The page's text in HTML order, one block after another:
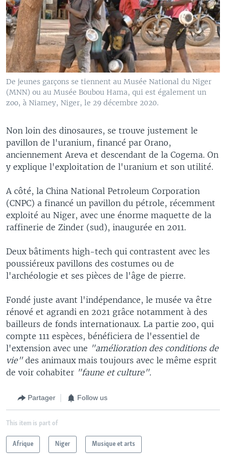
De jeunes garçons se tiennent au Musée National du Niger
(MNN) ou au Musée Boubou Hama, qui est également un
zoo, à Niamey, Niger, le 29 décembre 2020.
Non loin des dinosaures, se trouve justement le
pavillon de l'uranium, financé par Orano,
anciennement Areva et descendant de la Cogema. On
y explique l'exploitation de l'uranium et son utilité.
A côté, la China National Petroleum Corporation
(CNPC) a financé un pavillon du pétrole, récemment
exploité au Niger, avec une énorme maquette de la
raffinerie de Zinder (sud), inaugurée en 2011.
Deux bâtiments high-tech qui contrastent avec les
poussiéreux pavillons des costumes ou de
l'archéologie et ses pièces de l'âge de pierre.
Fondé juste avant l'indépendance, le musée va être
rénové et agrandi en 2021 grâce notamment à des
bailleurs de fonds internationaux. La partie zoo, qui
compte 111 espèces, bénéficiera de l'essentiel de
l'extension avec une "amélioration des conditions de
vie" des animaux mais toujours avec le même esprit
de voir cohabiter "faune et culture".
Partager Follow us
This item is part of
Afrique Niger Musique et arts